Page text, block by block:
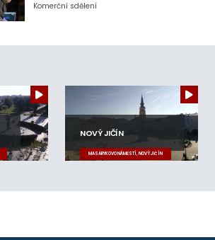
Komerční sdělení
NOVÝ JIČÍN
MASARYKOVO NÁMĚSTÍ, NOVÝ JIČÍN